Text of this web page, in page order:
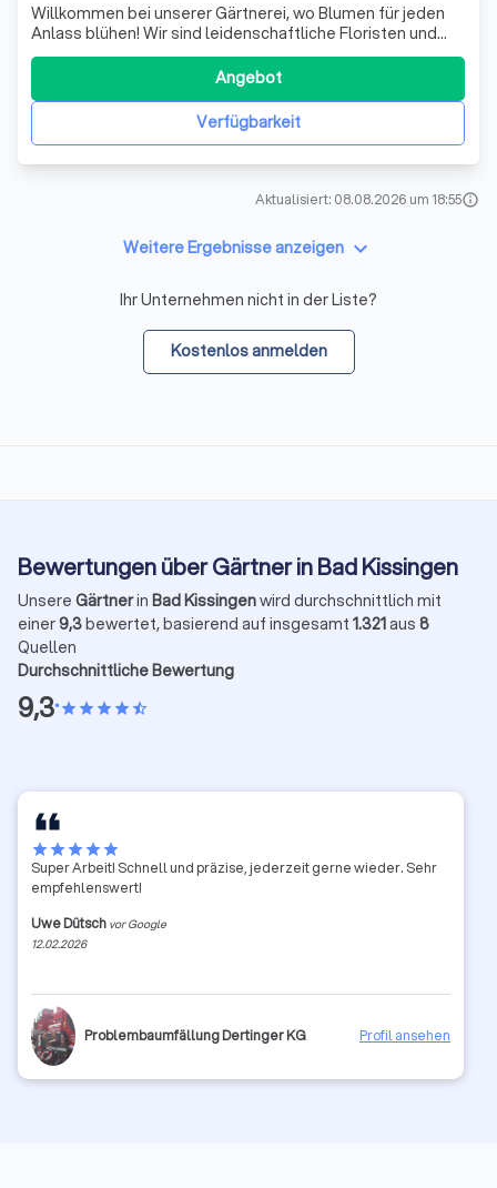
Willkommen bei unserer Gärtnerei, wo Blumen für jeden
Anlass blühen! Wir sind leidenschaftliche Floristen und
bieten Ihnen eine breite Palette an floralen
Arrangements, von festlichen Hochzeitssträußen bis hin
zu eleganten Grabfloristik. Unsere Expertise erstreckt
sich über Topfpflanzen, Kübelpflanz
Verfügbarkeit
Angebot
Aktualisiert: 08.08.2026 um 18:55info
Weitere Ergebnisse anzeigen keyboard_arrow_down
Ihr Unternehmen nicht in der Liste?
Kostenlos anmelden
Bewertungen über Gärtner in Bad Kissingen
Unsere Gärtnerin Bad Kissingenwird durchschnittlich mit
einer9,3bewertet, basierend auf insgesamt 1.321aus 8
Quellen
Durchschnittliche Bewertung
9,3•starstarstarstarstar_half
starstarstarstarstar
Super Arbeit! Schnell und präzise, jederzeit gerne wieder. Sehr
empfehlenswert!
Uwe Dütsch vor Google
12.02.2026
Problembaumfällung Dertinger KG Profil ansehen